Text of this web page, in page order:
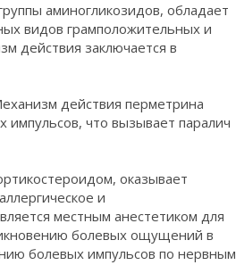
аминогликозидов, обладает
видов грамположительных и
действия заключается в
действия перметрина
импульсов, что вызывает паралич
оказывает
и
местным анестетиком для
болевых ощущений в
болевых импульсов по нервным